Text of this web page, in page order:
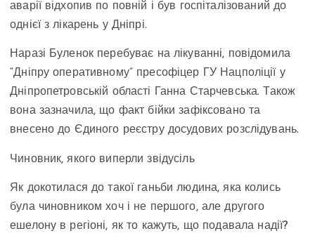
аварії відхопив по повній і був госпіталізований до
однієї з лікарень у Дніпрі.
Наразі Буленок перебуває на лікуванні, повідомила
“Дніпру оперативному” пресофіцер ГУ Нацполіції у
Дніпропетровській області Ганна Старчевська. Також
вона зазначила, що факт бійки зафіксовано та
внесено до Єдиного реєстру досудових розслідувань.
Чиновник, якого виперли звідусіль
Як докотилася до такої ганьби людина, яка колись
була чиновником хоч і не першого, але другого
ешелону в регіоні, як то кажуть, що подавала надії?